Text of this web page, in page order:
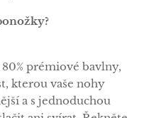
prémiové bavlny,
kterou vaše nohy
a s jednoduchou